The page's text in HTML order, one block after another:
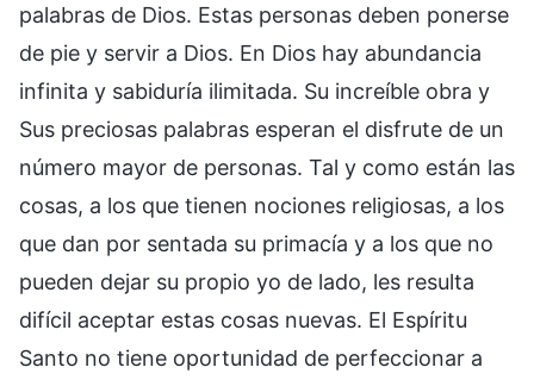
palabras de Dios. Estas personas deben ponerse
de pie y servir a Dios. En Dios hay abundancia
infinita y sabiduría ilimitada. Su increíble obra y
Sus preciosas palabras esperan el disfrute de un
número mayor de personas. Tal y como están las
cosas, a los que tienen nociones religiosas, a los
que dan por sentada su primacía y a los que no
pueden dejar su propio yo de lado, les resulta
difícil aceptar estas cosas nuevas. El Espíritu
Santo no tiene oportunidad de perfeccionar a